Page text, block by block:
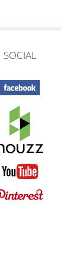
SOCIAL